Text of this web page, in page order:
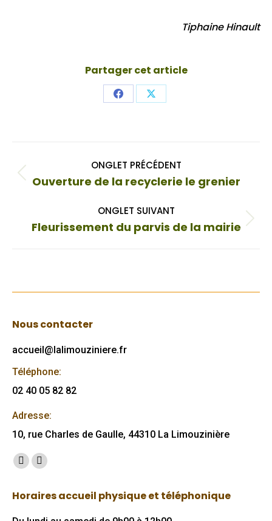
Tiphaine Hinault
Partager cet article
Share Share
de
ONGLET PRÉCÉDENT
Onglet
Ouverture de la recyclerie le grenier
ONGLET SUIVANT
Onglet
Fleurissement du parvis de la mairie
Nous contacter
accueil@lalimouziniere.fr
Téléphone:
02 40 05 82 82
Adresse:
10, rue Charles de Gaulle, 44310 La Limouzinière
Trouvez nous sur :
Facebook
opens
in
Mail
opens
in
Horaires accueil physique et téléphonique